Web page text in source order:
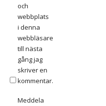
och
webbplats
i denna
webbläsare
till nästa
gång jag
skriver en
kommentar.
Meddela